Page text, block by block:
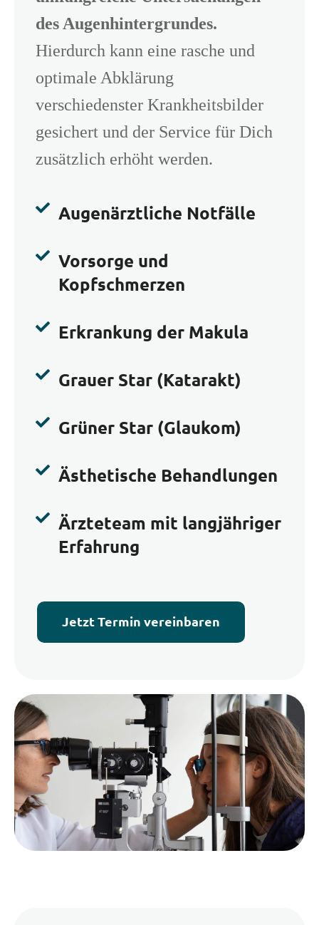
des Augenhintergrundes.
Hierdurch kann eine rasche und
optimale Abklärung
verschiedenster Krankheitsbilder
gesichert und der Service für Dich
zusätzlich erhöht werden.
 Augenärztliche Notfälle
 Vorsorge und
Kopfschmerzen
 Erkrankung der Makula
 Grauer Star (Katarakt)
 Grüner Star (Glaukom)
 Ästhetische Behandlungen
 Ärzteteam mit langjähriger
Erfahrung
Jetzt Termin vereinbaren